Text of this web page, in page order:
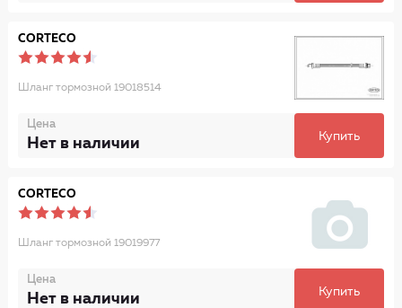
CORTECO
Шланг тормозной 19018514
Цена
Нет в наличии Купить
CORTECO
Шланг тормозной 19019977
Цена
Нет в наличии Купить